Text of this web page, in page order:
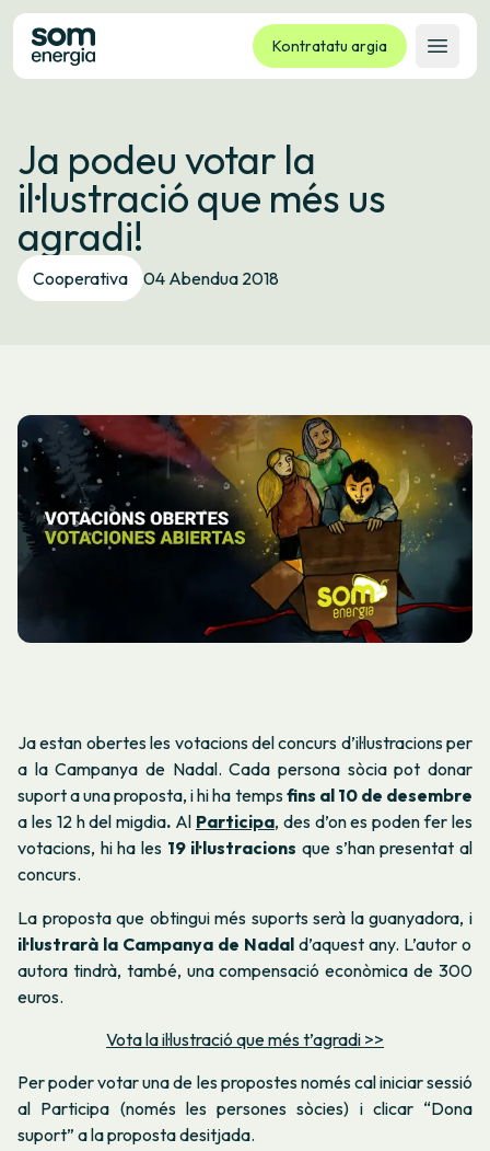
Kontratatu argia
Ireki
Tarifak
Zerbitzuak
Enpresak
Kooperatiba
Kontaktua
Ja podeu votar la
il·lustració que més us
agradi!
Cooperativa 04 Abendua 2018
Ja estan obertes les votacions del concurs d’il·lustracions per
a la Campanya de Nadal. Cada persona sòcia pot donar
suport a una proposta, i hi ha tempsfins al 10 de desembre
a les 12 h del migdia. Al Participa, des d’on es poden fer les
votacions, hi ha les 19 il·lustracions que s’han presentat al
concurs.
La proposta que obtingui més suports serà la guanyadora, i
il·lustrarà la Campanya de Nadal d’aquest any. L’autor o
autora tindrà, també, una compensació econòmica de 300
euros.
Vota la il·lustració que més t’agradi >>
Per poder votar una de les propostes només cal iniciar sessió
al Participa (només les persones sòcies) i clicar “Dona
suport” a la proposta desitjada.